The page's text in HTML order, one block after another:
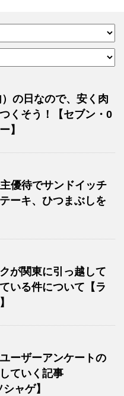
の日なので、安く肉
くそう！【セブン・0
】
優待でサンドイッチ
ーキ、ひつまぶしを
が関東に引っ越して
いる件について【ラ
ーザーアンケートの
ていく記事
ャゲ】